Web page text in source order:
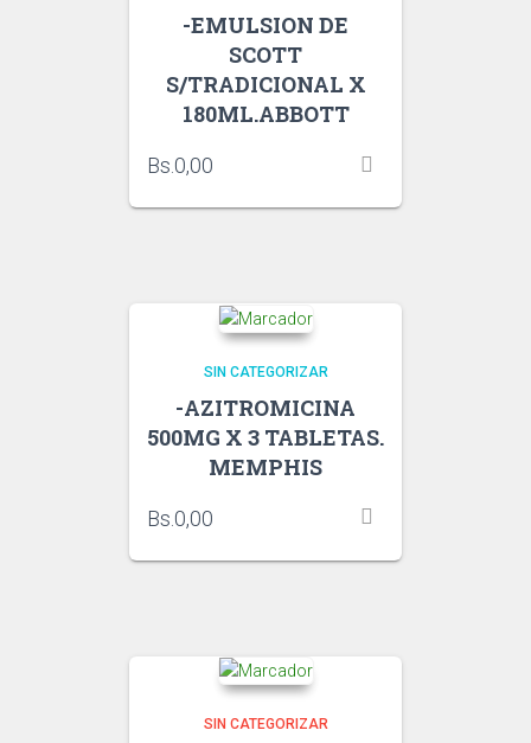
-EMULSION DE
SCOTT
S/TRADICIONAL X
180ML.ABBOTT
Bs.0,00
SIN CATEGORIZAR
-AZITROMICINA
500MG X 3 TABLETAS.
MEMPHIS
Bs. 0,00
SIN CATEGORIZAR